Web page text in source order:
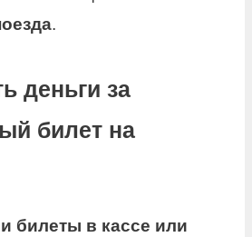
.
деньги за
билет на
билеты в кассе или